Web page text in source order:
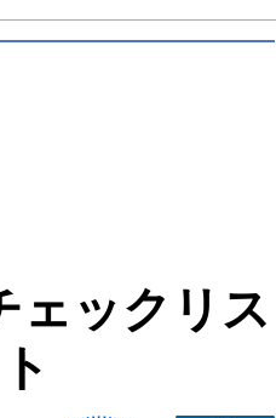
ェックリス
ト